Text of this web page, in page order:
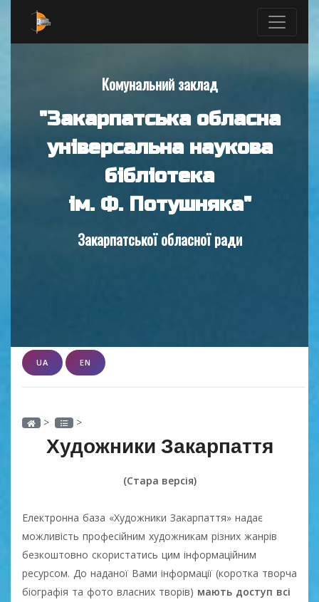
Комунальний заклад
"Закарпатська обласна
універсальна наукова
бібліотека
ім. Ф. Потушняка"
Закарпатської обласної ради
UA EN
> >
Художники Закарпаття
(Стара версія)
Електронна база «Художники Закарпаття» надає
можливість професійним художникам різних жанрів
безкоштовно скористатись цим інформаційним
ресурсом. До наданої Вами інформації (коротка творча
біографія та фото власних творів) мають доступ всі